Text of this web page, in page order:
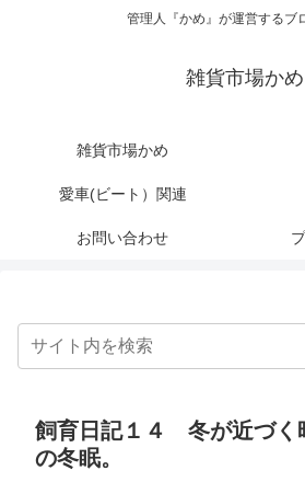
管理人『かめ』が運営するブ
雑貨市場かめ
雑貨市場かめ
愛車(ビート）関連
お問い合わせ
飼育日記１４ 冬が近づく
の冬眠。